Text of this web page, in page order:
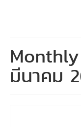
มีนาคม